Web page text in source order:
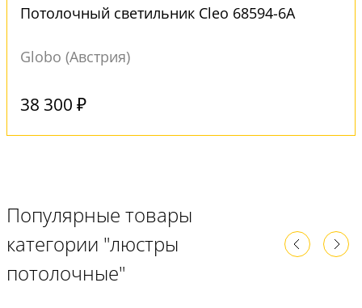
Потолочный светильник Cleo 68594-6A
Globo (Австрия)
38 300 ₽
Популярные товары
категории "люстры
потолочные"